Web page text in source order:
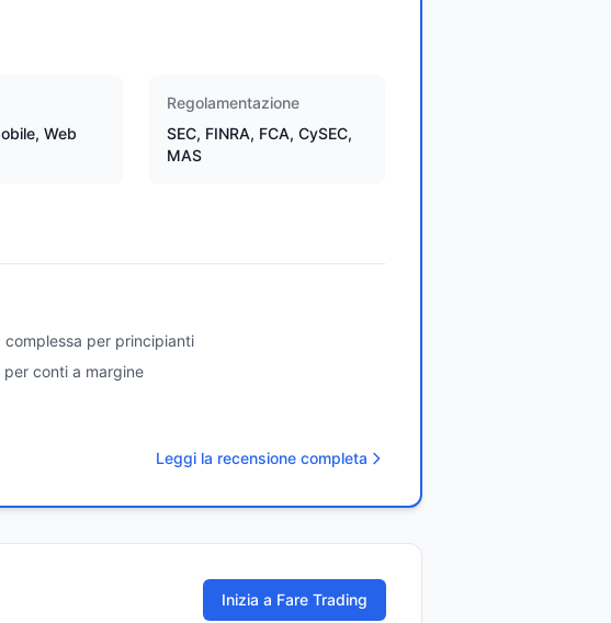
Web
Regolamentazione
SEC, FINRA, FCA, CySEC,
MAS
complessa per principianti
per conti a margine
Leggi la recensione completa
Inizia a Fare Trading